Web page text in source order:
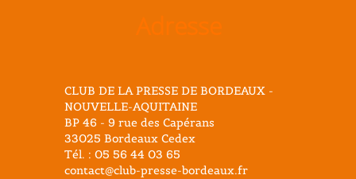
CLUB DE LA PRESSE DE BORDEAUX -
NOUVELLE-AQUITAINE
BP 46 - 9 rue des Capérans
33025 Bordeaux Cedex
Tél. : 05 56 44 03 65
contact@club-presse-bordeaux.fr